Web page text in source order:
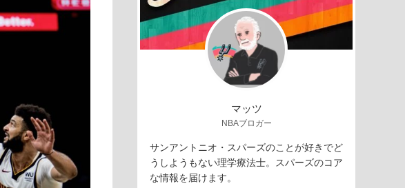
マッツ
NBAブロガー
サンアントニオ・スパーズのことが好きでど
うしようもない理学療法士。スパーズのコア
な情報を届けます。